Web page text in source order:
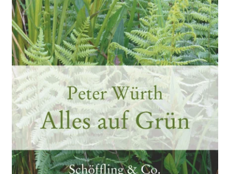
AKTUELLES
NEWSLETTER
WEITERE VERLAGE
Search: